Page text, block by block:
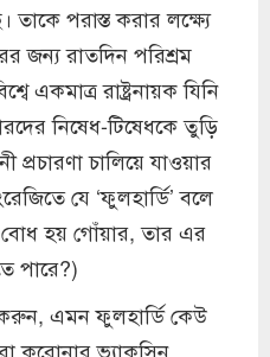
তাকে পরাস্ত করার লক্ষ্যে
জন্য রাতদিন পরিশ্রম
একমাত্র রাষ্ট্রনায়ক যিনি
নিষেধ-টিষেধকে তুড়ি
প্রচারণা চালিয়ে যাওয়ার
যে ‘ফুলহার্ডি’ বলে
হয় গোঁয়ার, তার এর
পারে?)
এমন ফুলহার্ডি কেউ
করোনার ভ্যাকসিন